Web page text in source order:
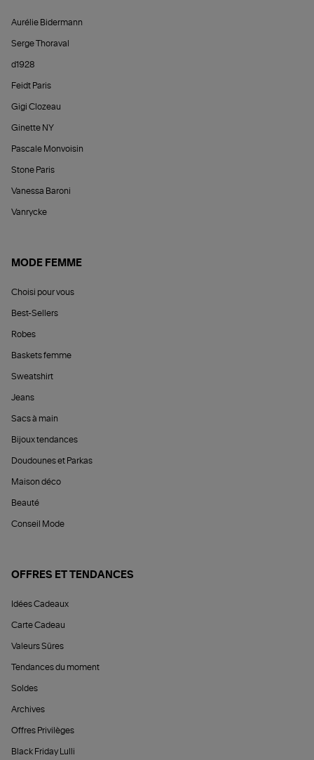
Aurélie Bidermann
Serge Thoraval
d1928
Feidt Paris
Gigi Clozeau
Ginette NY
Pascale Monvoisin
Stone Paris
Vanessa Baroni
Vanrycke
MODE FEMME
Choisi pour vous
Best-Sellers
Robes
Baskets femme
Sweatshirt
Jeans
Sacs à main
Bijoux tendances
Doudounes et Parkas
Maison déco
Beauté
Conseil Mode
OFFRES ET TENDANCES
Idées Cadeaux
Carte Cadeau
Valeurs Sûres
Tendances du moment
Soldes
Archives
Offres Privilèges
Black Friday Lulli